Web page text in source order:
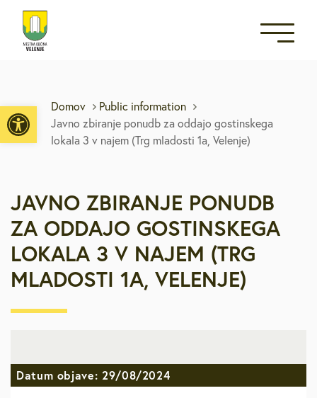
Open toolbar
Domov
Public information
Javno zbiranje ponudb za oddajo gostinskega
lokala 3 v najem (Trg mladosti 1a, Velenje)
JAVNO ZBIRANJE PONUDB
ZA ODDAJO GOSTINSKEGA
LOKALA 3 V NAJEM (TRG
MLADOSTI 1A, VELENJE)
Datum objave: 29/08/2024